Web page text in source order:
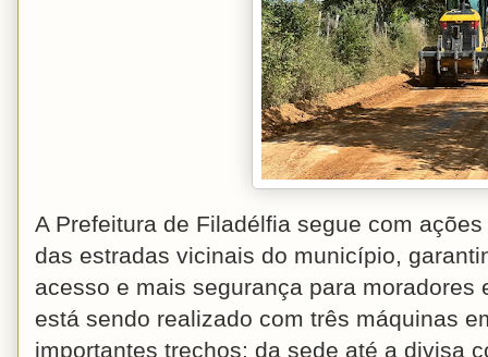
A Prefeitura de Filadélfia segue com
das estradas vicinais do município,
acesso e mais segurança para moradores
está sendo realizado com três máquinas
importantes trechos: da sede até a divisa